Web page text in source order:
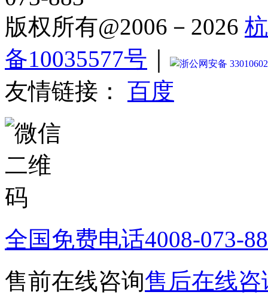
版权所有@2006－2026
备10035577号 ｜ 浙公网安备
友情链接： 百度
全国免费电话4008-073-
售前在线咨询售后在线咨